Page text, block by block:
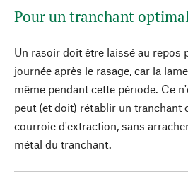
Pour un tranchant
Un rasoir doit être laissé au repos
journée après le rasage, car la
même pendant cette période. Ce
peut (et doit) rétablir un tranchant
courroie d'extraction, sans
métal du tranchant.